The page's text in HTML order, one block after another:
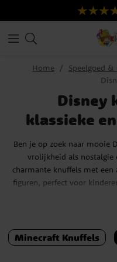
Home Speelgoed &
Disney
klassieke
Ben je op zoek naar mooie
vrolijkheid als nostalgie
charmante knuffels met
figuren, perfect voor
hebben en voor
In ons assortiment vind je
Winnie de Poeh, Dumbo
Minecraft Knuffels